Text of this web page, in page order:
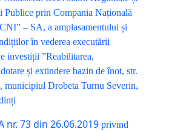
Publice prin Compania Națională
– SA, a amplasamentului și
în vederea executării
investiții ”Reabilitarea,
și extindere bazin de înot, str.
municipiul Drobeta Turnu Severin,
nr. 73 din 26.06.2019 privind